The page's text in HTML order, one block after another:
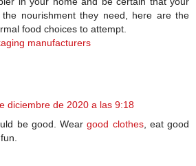
nourishment they need, here are the
food choices to attempt.
manufacturers
diciembre de 2020 a las 9:18
be good. Weargood clothes, eat good